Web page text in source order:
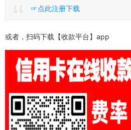
☞点此注册下载
或者，扫码下载【收款平台】app